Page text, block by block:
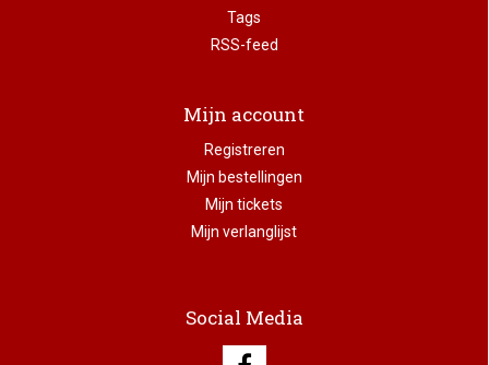
Tags
RSS-feed
Mijn account
Registreren
Mijn bestellingen
Mijn tickets
Mijn verlanglijst
Social Media